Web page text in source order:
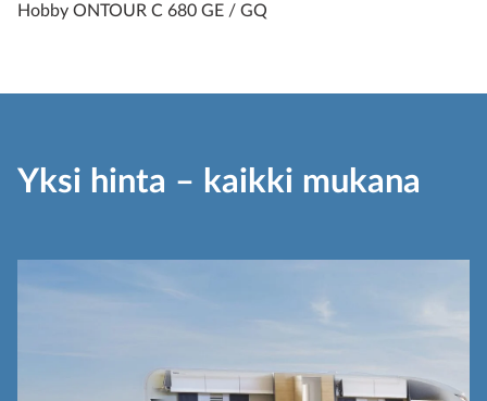
Hobby ONTOUR C 680 GE / GQ
Yksi hinta – kaikki mukana